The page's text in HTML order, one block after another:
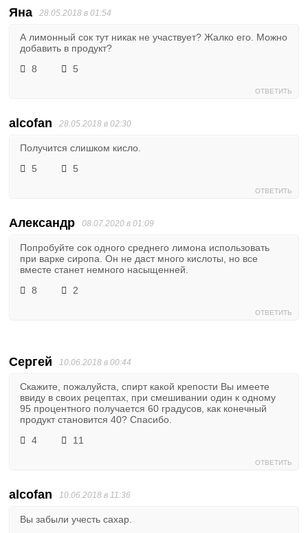
Яна 28.05.2018 в 01:54
А лимонный сок тут никак не участвует? Жалко его. Можно
добавить в продукт?
8
5
ОТВЕТИТЬ
alcofan 28.05.2018 в 02:30
Получится слишком кисло.
5
5
ОТВЕТИТЬ
Александр 08.07.2020 в 01:09
Попробуйте сок одного среднего лимона использовать
при варке сиропа. Он не даст много кислоты, но все
вместе станет немного насыщенней.
8
2
ОТВЕТИТЬ
Сергей 10.06.2018 в 00:44
Скажите, пожалуйста, спирт какой крепости Вы имеете
ввиду в своих рецептах, при смешивании один к одному
95 процентного получается 60 градусов, как конечный
продукт становится 40? Спасибо.
4
11
ОТВЕТИТЬ
alcofan 10.06.2018 в 11:36
Вы забыли учесть сахар.